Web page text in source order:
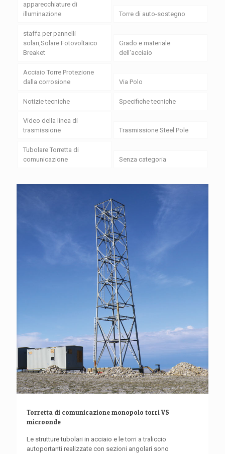
apparecchiature di
illuminazione
Torre di auto-sostegno
staffa per pannelli
solari,Solare Fotovoltaico
Breaket
Grado e materiale
dell'acciaio
Acciaio Torre Protezione
dalla corrosione
Via Polo
Notizie tecniche Specifiche tecniche
Video della linea di
trasmissione
Trasmissione Steel Pole
Tubolare Torretta di
comunicazione
Senza categoria
Torretta di comunicazione monopolo torri VS
microonde
Le strutture tubolari in acciaio e le torri a traliccio
autoportanti realizzate con sezioni angolari sono